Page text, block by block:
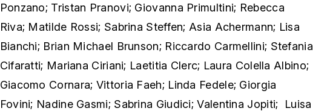
Ponzano; Tristan Pranovi; Giovanna Primultini; Rebecca
Riva; Matilde Rossi; Sabrina Steffen; Asia Achermann; Lisa
Bianchi; Brian Michael Brunson; Riccardo Carmellini; Stefania
Cifaratti; Mariana Ciriani; Laetitia Clerc; Laura Colella Albino;
Giacomo Cornara; Vittoria Faeh; Linda Fedele; Giorgia
Fovini; Nadine Gasmi; Sabrina Giudici; Valentina Jopiti; Luisa